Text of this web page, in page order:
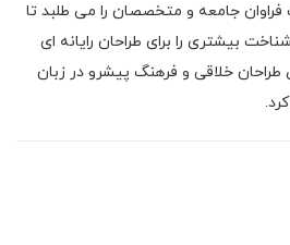
جامعه و متخصصان را می طلبد تا
شناخت بیشتری را برای طراحان رایانه ای
خلاقی و فرهنگ پیشرو در زبان